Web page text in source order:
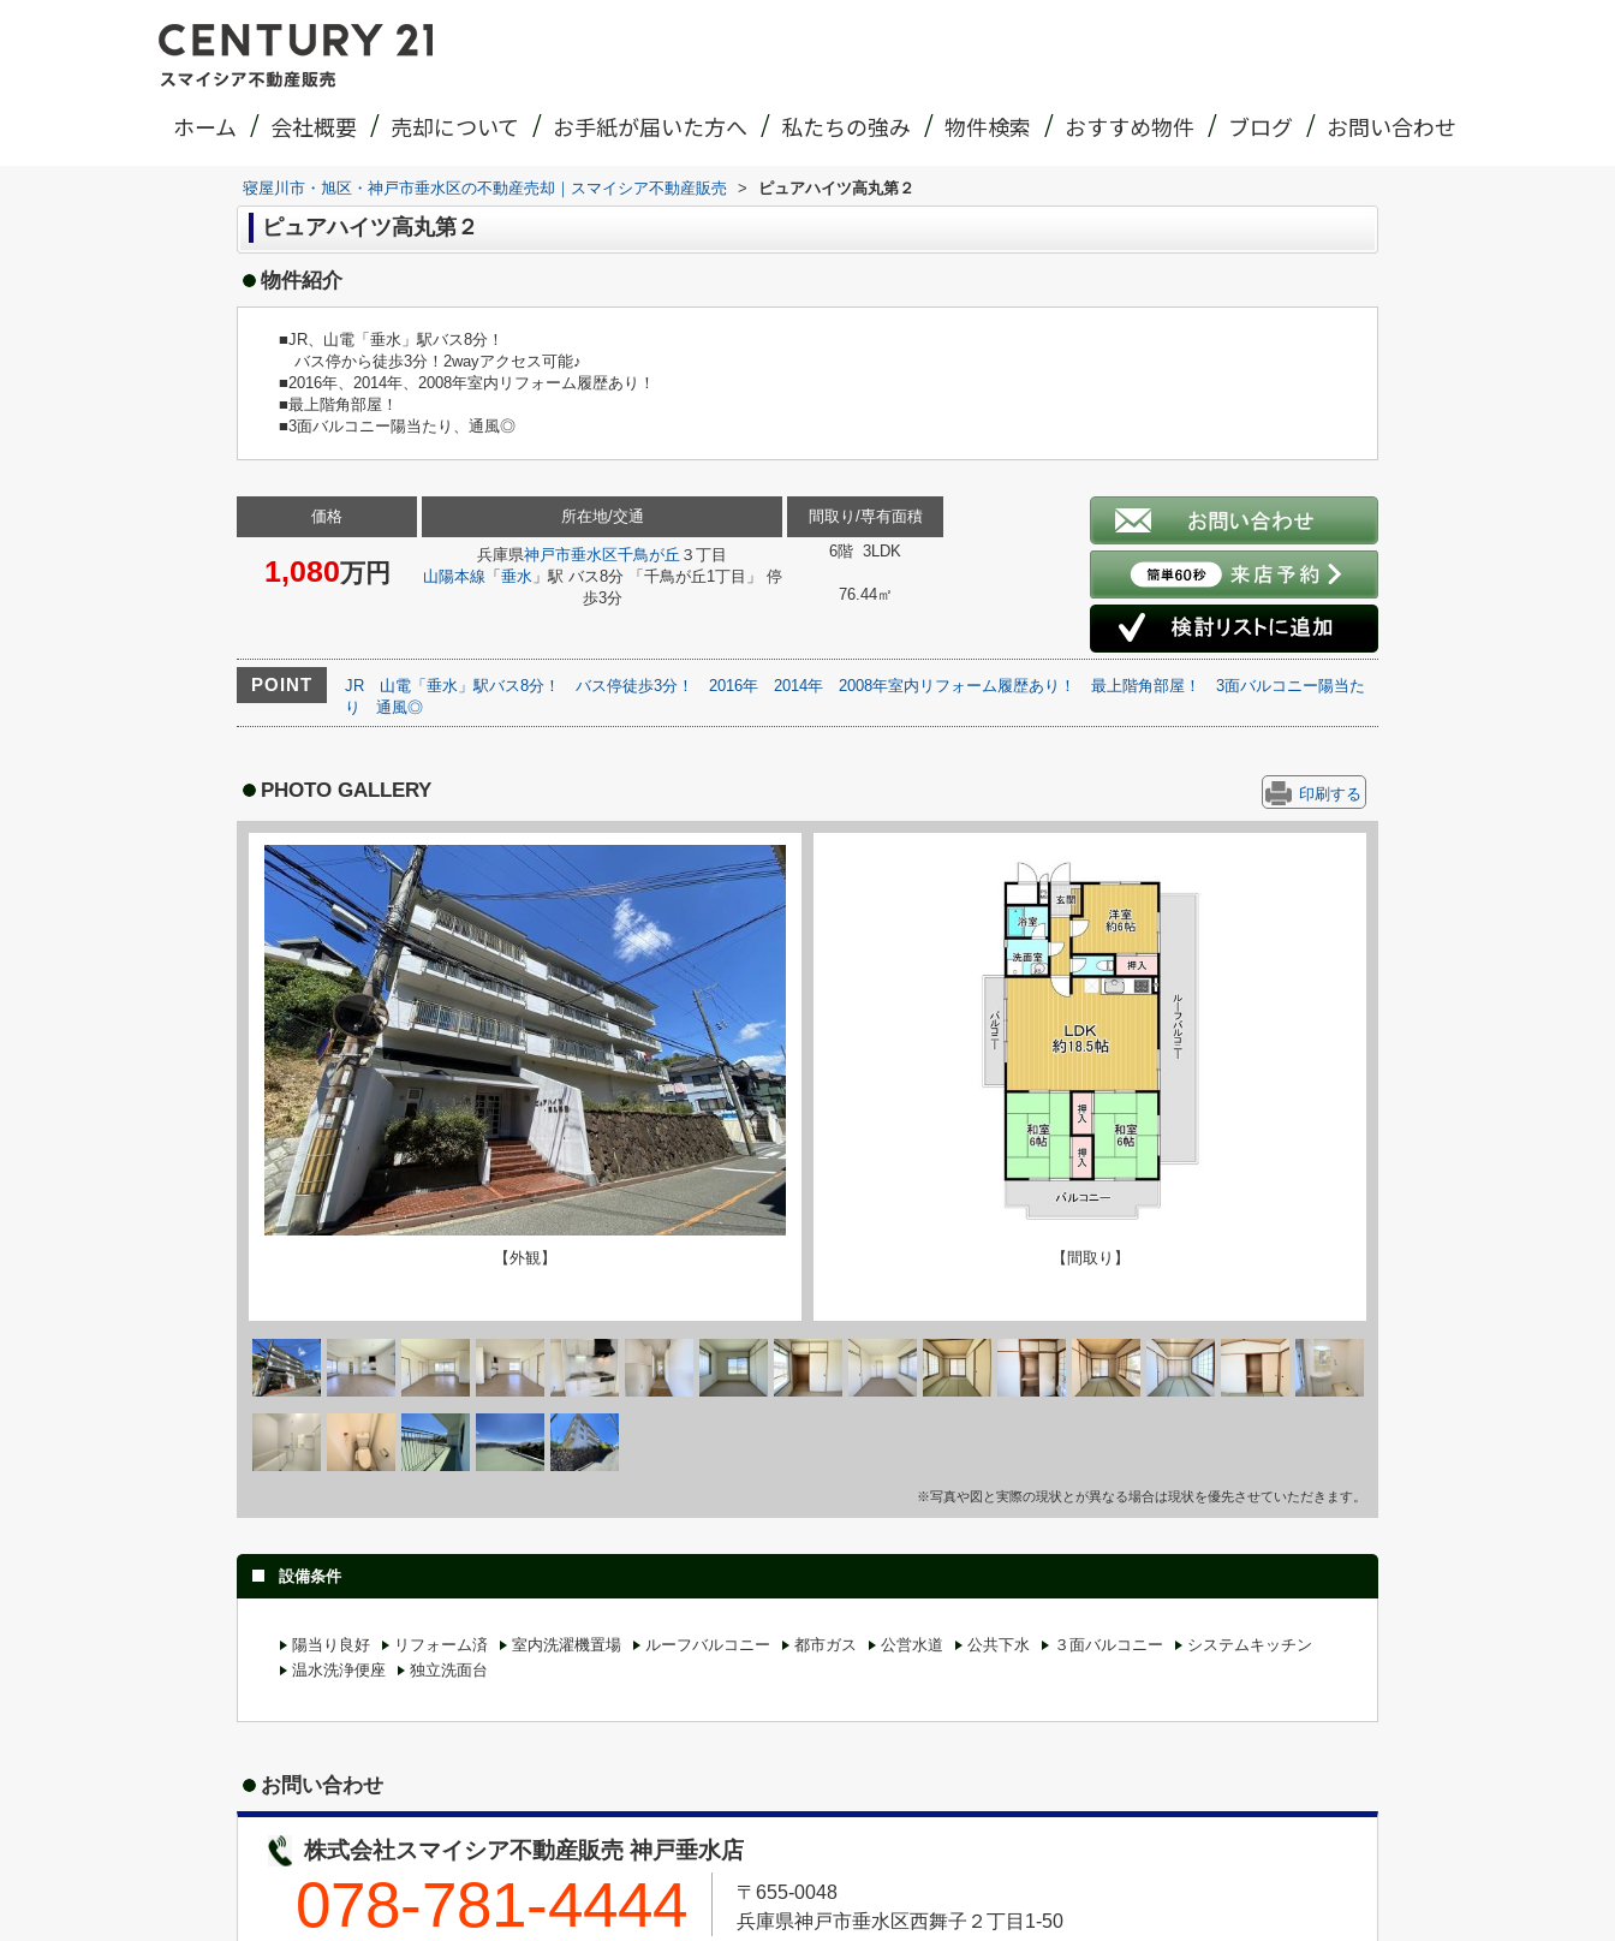
ホーム 会社概要 売却について お手紙が届いた方へ 私たちの強み 物件検索 おすすめ物件 ブログ お問い合わせ
寝屋川市・旭区・神戸市垂水区の不動産売却｜スマイシア不動産販売 > ピュアハイツ高丸第２
ピュアハイツ高丸第２
物件紹介
■JR、山電「垂水」駅バス8分！
バス停から徒歩3分！2wayアクセス可能♪
■2016年、2014年、2008年室内リフォーム履歴あり！
■最上階角部屋！
■3面バルコニー陽当たり、通風◎
価格
1,080万円
所在地/交通
兵庫県神戸市垂水区千鳥が丘 ３丁目
山陽本線 「 垂水」駅 バス8分 「千鳥が丘1丁目」 停
歩3分
間取り/専有面積
6階 3LDK
76.44㎡
POINT JR 山電「垂水」駅バス8分！ バス停徒歩3分！ 2016年 2014年 2008年室内リフォーム履歴あり！ 最上階角部屋！
3面バルコニー陽当た
り
通風◎
PHOTO GALLERY 印刷する
【外観】 【間取り】
※写真や図と実際の現状とが異なる場合は現状を優先させていただきます。
設備条件
陽当り良好 リフォーム済 室内洗濯機置場 ルーフバルコニー 都市ガス 公営水道 公共下水 ３面バルコニー
システムキッチン
温水洗浄便座
独立洗面台
お問い合わせ
株式会社スマイシア不動産販売 神戸垂水店
078-781-4444
〒655-0048
兵庫県神戸市垂水区西舞子２丁目1-50